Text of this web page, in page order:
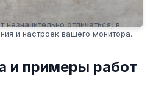
отличаться, в
и настроек вашего монитора.
и примеры работ